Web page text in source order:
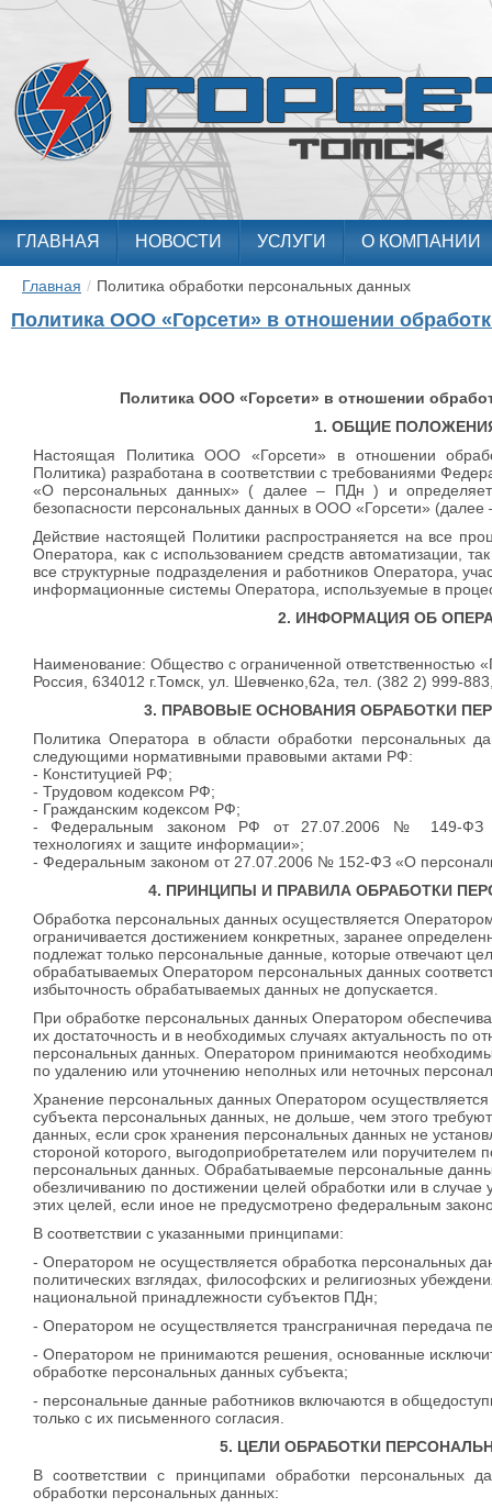
ГЛАВНАЯ НОВОСТИ УСЛУГИ О КОМПАНИИ
Главная / Политика обработки персональных данных
Политика ООО «Горсети» в отношении
Политика ООО «Горсети» в отношении
1. ОБЩИЕ
Настоящая Политика ООО «Горсети» в отношении
Политика) разработана в соответствии с требованиями
«О персональных данных» ( далее – ПДн ) и определяет
безопасности персональных данных в ООО «Горсети» (далее
Действие настоящей Политики распространяется на все
Оператора, как с использованием средств автоматизации,
все структурные подразделения и работников Оператора,
информационные системы Оператора, используемые в
2. ИНФОРМАЦИЯ ОБ
Наименование: Общество с ограниченной ответственностью
Россия, 634012 г.Томск, ул. Шевченко,62а, тел. (382 2) 999-
3. ПРАВОВЫЕ ОСНОВАНИЯ ОБРАБОТКИ
Политика Оператора в области обработки персональных
следующими нормативными правовыми актами РФ:
- Конституцией РФ;
- Трудовом кодексом РФ;
- Гражданским кодексом РФ;
- Федеральным законом РФ от 27.07.2006 № 149-ФЗ
технологиях и защите информации»;
- Федеральным законом от 27.07.2006 № 152-ФЗ «О
4. ПРИНЦИПЫ И ПРАВИЛА ОБРАБОТКИ
Обработка персональных данных осуществляется
ограничивается достижением конкретных, заранее
подлежат только персональные данные, которые отвечают
обрабатываемых Оператором персональных данных
избыточность обрабатываемых данных не допускается.
При обработке персональных данных Оператором
их достаточность и в необходимых случаях актуальность по
персональных данных. Оператором принимаются
по удалению или уточнению неполных или неточных
Хранение персональных данных Оператором
субъекта персональных данных, не дольше, чем этого
данных, если срок хранения персональных данных не
стороной которого, выгодоприобретателем или поручителем
персональных данных. Обрабатываемые персональные
обезличиванию по достижении целей обработки или в случае
этих целей, если иное не предусмотрено федеральным
В соответствии с указанными принципами:
- Оператором не осуществляется обработка персональных
политических взглядах, философских и религиозных
национальной принадлежности субъектов ПДн;
- Оператором не осуществляется трансграничная передача
- Оператором не принимаются решения, основанные
обработке персональных данных субъекта;
- персональные данные работников включаются в
только с их письменного согласия.
5. ЦЕЛИ ОБРАБОТКИ
В соответствии с принципами обработки персональных
обработки персональных данных: